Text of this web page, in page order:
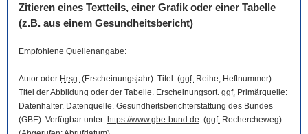
Zitieren eines Textteils, einer Grafik oder einer Tabelle
(z.B. aus einem Gesundheitsbericht)
Empfohlene Quellenangabe:
Autor oder Hrsg. (Erscheinungsjahr). Titel. (ggf. Reihe, Heftnummer).
Titel der Abbildung oder der Tabelle. Erscheinungsort. ggf. Primärquelle:
Datenhalter. Datenquelle. Gesundheitsberichterstattung des Bundes
(GBE). Verfügbar unter: https://www.gbe-bund.de. (ggf. Rechercheweg).